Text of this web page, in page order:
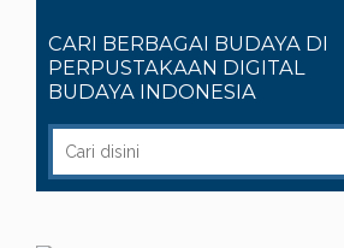
CARI BERBAGAI BUDAYA DI
PERPUSTAKAAN DIGITAL
BUDAYA INDONESIA